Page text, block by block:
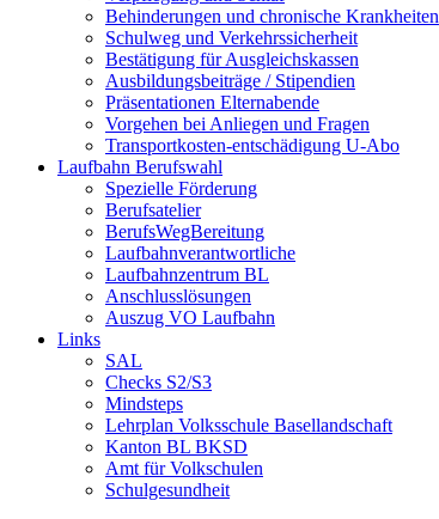
Behinderungen und chronische Krankheiten
Schulweg und Verkehrssicherheit
Bestätigung für Ausgleichskassen
Ausbildungsbeiträge / Stipendien
Präsentationen Elternabende
Vorgehen bei Anliegen und Fragen
Transportkosten-entschädigung U-Abo
Laufbahn Berufswahl
Spezielle Förderung
Berufsatelier
BerufsWegBereitung
Laufbahnverantwortliche
Laufbahnzentrum BL
Anschlusslösungen
Auszug VO Laufbahn
Links
SAL
Checks S2/S3
Mindsteps
Lehrplan Volksschule Basellandschaft
Kanton BL BKSD
Amt für Volkschulen
Schulgesundheit